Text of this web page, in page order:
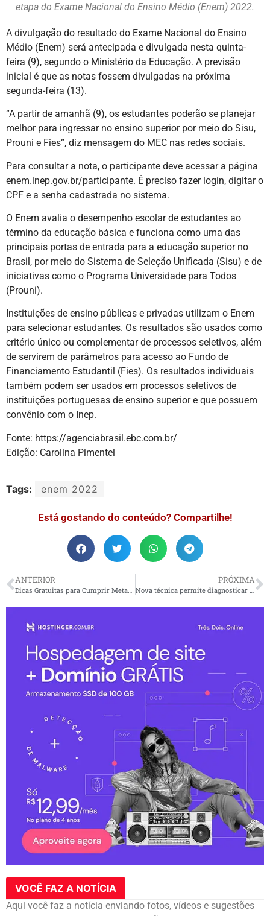
etapa do Exame Nacional do Ensino Médio (Enem) 2022.
A divulgação do resultado do Exame Nacional do Ensino
Médio (Enem) será antecipada e divulgada nesta quinta-
feira (9), segundo o Ministério da Educação. A previsão
inicial é que as notas fossem divulgadas na próxima
segunda-feira (13).
“A partir de amanhã (9), os estudantes poderão se planejar
melhor para ingressar no ensino superior por meio do Sisu,
Prouni e Fies”, diz mensagem do MEC nas redes sociais.
Para consultar a nota, o participante deve acessar a página
enem.inep.gov.br/participante. É preciso fazer login, digitar o
CPF e a senha cadastrada no sistema.
O Enem avalia o desempenho escolar de estudantes ao
término da educação básica e funciona como uma das
principais portas de entrada para a educação superior no
Brasil, por meio do Sistema de Seleção Unificada (Sisu) e de
iniciativas como o Programa Universidade para Todos
(Prouni).
Instituições de ensino públicas e privadas utilizam o Enem
para selecionar estudantes. Os resultados são usados como
critério único ou complementar de processos seletivos, além
de servirem de parâmetros para acesso ao Fundo de
Financiamento Estudantil (Fies). Os resultados individuais
também podem ser usados em processos seletivos de
instituições portuguesas de ensino superior e que possuem
convênio com o Inep.
Fonte: https://agenciabrasil.ebc.com.br/
Edição: Carolina Pimentel
Tags: enem 2022
Está gostando do conteúdo? Compartilhe!
ANTERIOR
Dicas Gratuitas para Cumprir Metas de Saúde e Bem-Estar em 2023
PRÓXIMA
Nova técnica permite diagnosticar o Alzheimer com precisão
VOCÊ FAZ A NOTÍCIA
Aqui você faz a notícia enviando fotos, vídeos e sugestões